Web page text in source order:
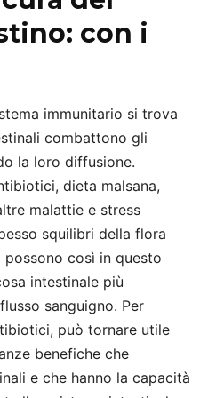
con i
immunitario si trova
combattono gli
la loro diffusione.
dieta malsana,
malattie e stress
squilibri della flora
così in questo
intestinale più
sanguigno. Per
può tornare utile
benefiche che
e che hanno la capacità